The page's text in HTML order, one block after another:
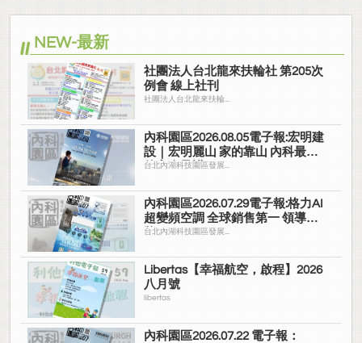
NEW-最新
社團法人台北龍來扶輪社 第205次
例會 線上社刊
社團法人台北龍來扶輪...
內科園區2026.08.05電子報:宏明建
設｜宏明麗山 家的靠山 內科最高
的安全承諾
台北內湖科技園區發展...
內科園區2026.07.29電子報:格力AI
超變頻空調 全球銷售第一 領導品
牌
台北內湖科技園區發展...
Libertas【幸福航空，啟程】2026
八月號
libertas
內科園區2026.07.22 電子報：